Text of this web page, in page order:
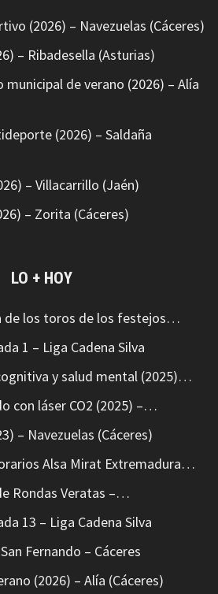
(2026) – Navezuelas (Cáceres)
– Ribadesella (Asturias)
de verano (2026) – Alía
(2026) – Saldaña
– Villacarrillo (Jaén)
– Zorita (Cáceres)
LO + HOY
de los toros de los festejos…
1 – Liga Cadena Silva
y salud mental (2025)…
con láser CO2 (2025) –…
– Navezuelas (Cáceres)
Alsa Mirat Extremadura…
Rondas Veratas –…
13 – Liga Cadena Silva
Fernando – Cáceres
(2026) – Alía (Cáceres)